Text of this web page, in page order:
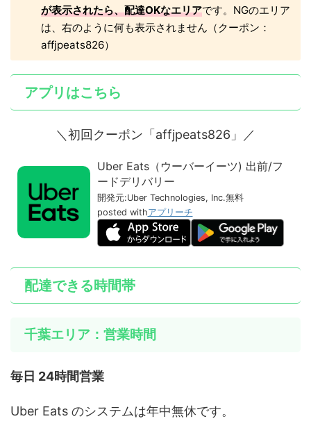
が表示されたら、配達OKなエリアです。NGのエリア
は、右のように何も表示されません（クーポン：
affjpeats826）
アプリはこちら
＼初回クーポン「affjpeats826」／
Uber Eats（ウーバーイーツ) 出前/フ
ードデリバリー
開発元:Uber Technologies, Inc.無料
posted withアプリーチ
配達できる時間帯
千葉エリア：営業時間
毎日 24時間営業
Uber Eats のシステムは年中無休です。